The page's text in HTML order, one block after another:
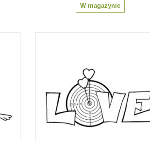
W magazynie